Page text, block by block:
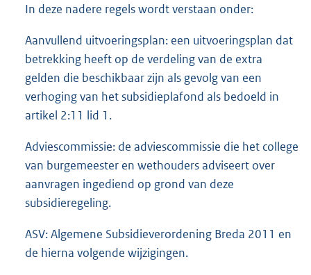
In deze nadere regels wordt verstaan onder:
Aanvullend uitvoeringsplan: een uitvoeringsplan dat
betrekking heeft op de verdeling van de extra
gelden die beschikbaar zijn als gevolg van een
verhoging van het subsidieplafond als bedoeld in
artikel 2:11 lid 1.
Adviescommissie: de adviescommissie die het college
van burgemeester en wethouders adviseert over
aanvragen ingediend op grond van deze
subsidieregeling.
ASV: Algemene Subsidieverordening Breda 2011 en
de hierna volgende wijzigingen.